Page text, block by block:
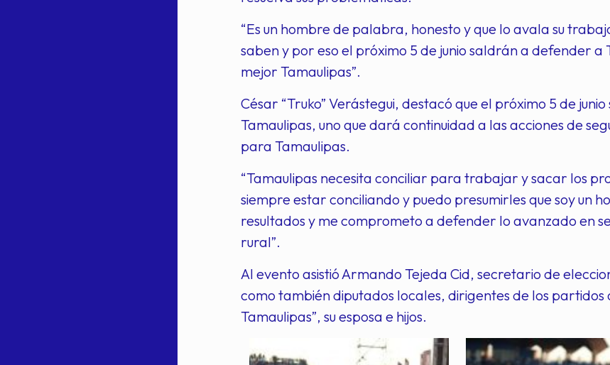
“Es un hombre de palabra, honesto y que lo avala su
saben y por eso el próximo 5 de junio saldrán a defender
mejor Tamaulipas”.
César “Truko” Verástegui, destacó que el próximo 5 de
Tamaulipas, uno que dará continuidad a las acciones de
para Tamaulipas.
“Tamaulipas necesita conciliar para trabajar y sacar los
siempre estar conciliando y puedo presumirles que soy un
resultados y me comprometo a defender lo avanzado en
rural”.
Al evento asistió Armando Tejeda Cid, secretario de
como también diputados locales, dirigentes de los
Tamaulipas”, su esposa e hijos.